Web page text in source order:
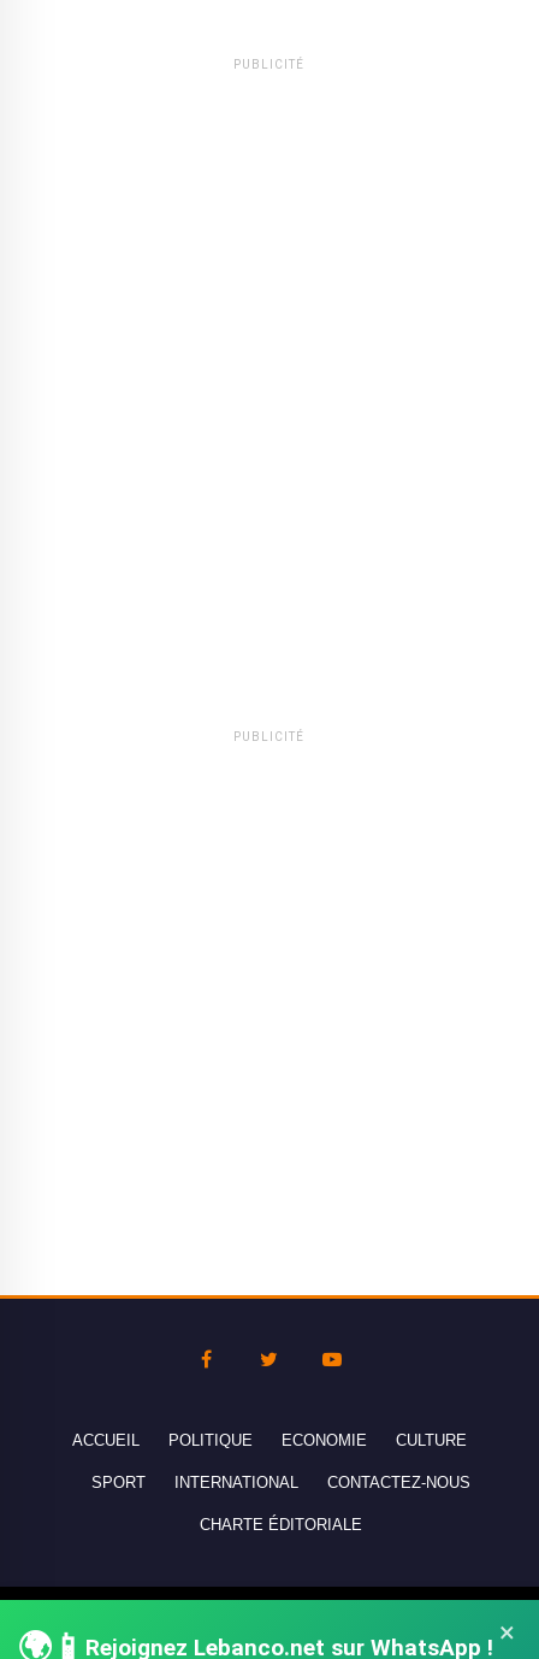
PUBLICITÉ
PUBLICITÉ
×
🌍📱 Rejoignez Lebanco.net sur WhatsApp !
ACCUEIL POLITIQUE ECONOMIE CULTURE
SPORT INTERNATIONAL CONTACTEZ-NOUS
CHARTE ÉDITORIALE
réservés - All rights reserved.